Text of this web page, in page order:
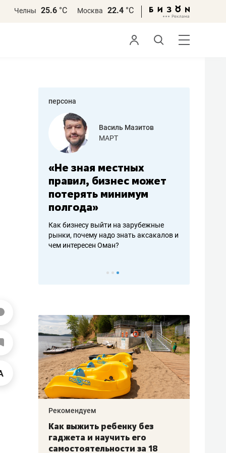
Челны 25.6 °С Москва 22.4 °С
персона
работа
Василь Мазитов
МАРТ
«Не зная местных
правил, бизнес может
потерять минимум
полгода»
Как бизнесу выйти на зарубежные
рынки, почему надо знать аксакалов и
чем интересен Оман?
–
Рекомендуем
Как выжить ребенку без
гаджета и научить его
самостоятельности за 18